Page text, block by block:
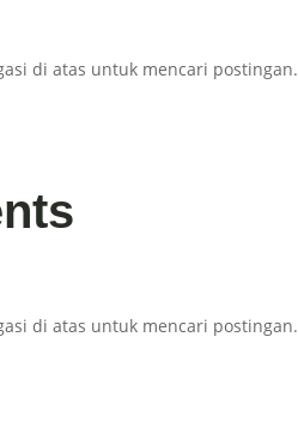
di atas untuk mencari postingan.
di atas untuk mencari postingan.